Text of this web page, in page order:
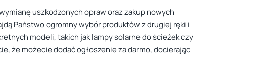
uszkodzonych opraw oraz zakup nowych
Państwo ogromny wybór produktów z drugiej ręki i
modeli, takich jak lampy solarne do ścieżek czy
że możecie dodać ogłoszenie za darmo, docierając